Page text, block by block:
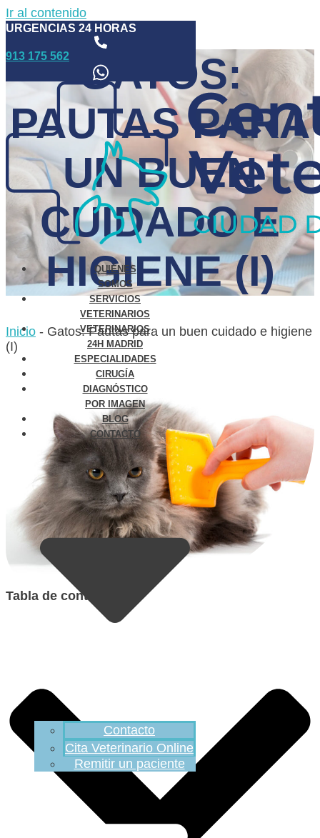
Ir al contenido
URGENCIAS 24 HORAS
913 175 562
QUIÉNES
SOMOS
SERVICIOS
VETERINARIOS
VETERINARIOS
24H MADRID
ESPECIALIDADES
CIRUGÍA
DIAGNÓSTICO
POR IMAGEN
BLOG
CONTACTO
Contacto
Cita Veterinario Online
Remitir un paciente
GATOS:
PAUTAS PARA
UN BUEN
CUIDADO E
HIGIENE (I)
Inicio - Gatos: Pautas para un buen cuidado e higiene
(I)
Tabla de contenidos